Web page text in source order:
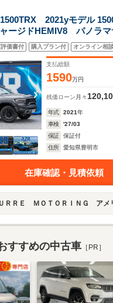
2021yモデル
ャージドHEMIV8 パノラ
ディオ デジタルインナー
レイ
価書付 購入プラン付 オンライン相
支払総額
1590万円
残価ローン 月々
年式 2021年
車検
'27/03
保証
保証付
住所
愛知県豊明市
在庫確認・見積依頼
ＲＲＥ ＭＯＴＯＲＩＮＧ アメリ
すすめの中古車 ［PR］